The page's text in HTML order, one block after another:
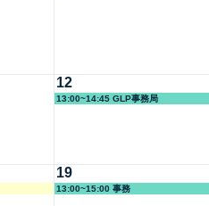
12
13:00~14:45 GLP事務局
19
13:00~15:00 事務